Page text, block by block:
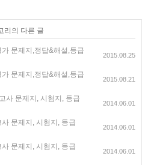
리의 다른 글
문제지,정답&해설,등급
2015.08.25
문제지,정답&해설,등급
2015.08.21
사 문제지, 시험지, 등급
2014.06.01
문제지, 시험지, 등급
2014.06.01
문제지, 시험지, 등급
2014.06.01